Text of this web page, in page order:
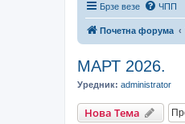
Брзе везе ЧПП
Почетна форума
МАРТ 2026.
Уредник: administrator
Нова Тема